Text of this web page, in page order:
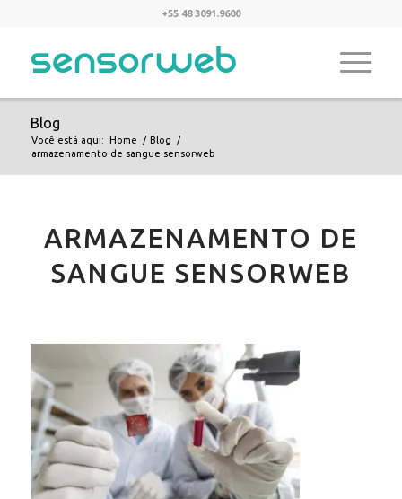
+55 48 3091.9600
Blog
Você está aqui: Home / Blog
/
armazenamento de sangue sensorweb
ARMAZENAMENTO DE
SANGUE SENSORWEB